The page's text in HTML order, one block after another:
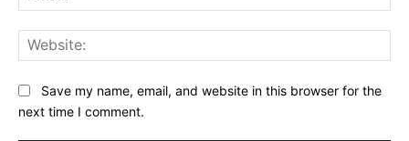
Save my name, email, and website in this browser for the
next time I comment.